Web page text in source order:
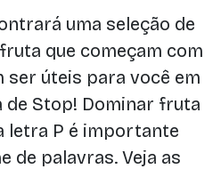
uma seleção de
que começam com
ser úteis para você em
Stop! Dominar fruta
letra P é importante
de palavras. Veja as